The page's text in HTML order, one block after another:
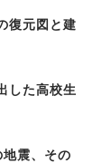
復元図と建
した高校生
震、その